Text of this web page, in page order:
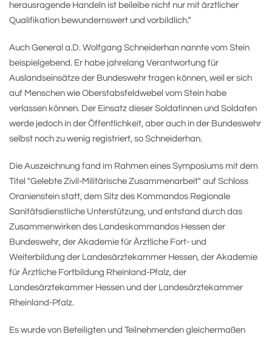
herausragende Handeln ist beileibe nicht nur mit ärztlicher
Qualifikation bewundernswert und vorbildlich.“
Auch General a.D. Wolfgang Schneiderhan nannte vom Stein
beispielgebend. Er habe jahrelang Verantwortung für
Auslandseinsätze der Bundeswehr tragen können, weil er sich
auf Menschen wie Oberstabsfeldwebel vom Stein habe
verlassen können. Der Einsatz dieser Soldatinnen und Soldaten
werde jedoch in der Öffentlichkeit, aber auch in der Bundeswehr
selbst noch zu wenig registriert, so Schneiderhan.
Die Auszeichnung fand im Rahmen eines Symposiums mit dem
Titel "Gelebte Zivil-Militärische Zusammenarbeit" auf Schloss
Oranienstein statt, dem Sitz des Kommandos Regionale
Sanitätsdienstliche Unterstützung, und entstand durch das
Zusammenwirken des Landeskommandos Hessen der
Bundeswehr, der Akademie für Ärztliche Fort- und
Weiterbildung der Landesärztekammer Hessen, der Akademie
für Ärztliche Fortbildung Rheinland-Pfalz, der
Landesärztekammer Hessen und der Landesärztekammer
Rheinland-Pfalz.
Es wurde von Beteiligten und Teilnehmenden gleichermaßen